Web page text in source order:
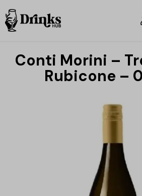
Conti Morini –
Rubicone –